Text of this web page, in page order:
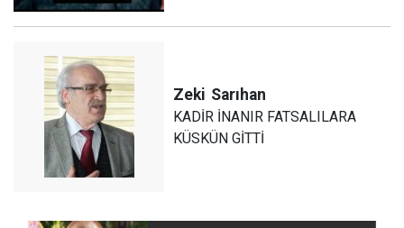
Zeki Sarıhan
KADİR İNANIR FATSALILARA
KÜSKÜN GİTTİ